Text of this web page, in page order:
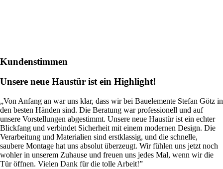
Kundenstimmen
Unsere neue Haustür ist ein Highlight!
„Von Anfang an war uns klar, dass wir bei Bauelemente Stefan Götz in
den besten Händen sind. Die Beratung war professionell und auf
unsere Vorstellungen abgestimmt. Unsere neue Haustür ist ein echter
Blickfang und verbindet Sicherheit mit einem modernen Design. Die
Verarbeitung und Materialien sind erstklassig, und die schnelle,
saubere Montage hat uns absolut überzeugt. Wir fühlen uns jetzt noch
wohler in unserem Zuhause und freuen uns jedes Mal, wenn wir die
Tür öffnen. Vielen Dank für die tolle Arbeit!”